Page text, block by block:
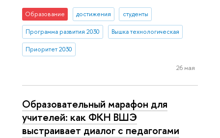
Образование достижения студенты
Программа развития 2030 Вышка технологическая
Приоритет 2030
26 мая
Образовательный марафон для
учителей: как ФКН ВШЭ
выстраивает диалог с педагогами